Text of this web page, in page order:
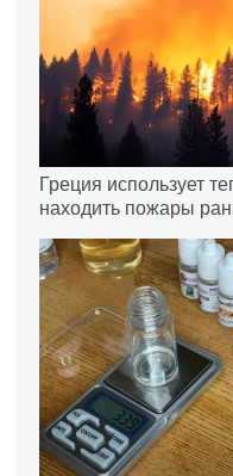
Греция использует
находить пожары